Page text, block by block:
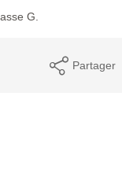
G.
Partager